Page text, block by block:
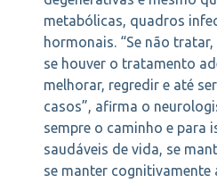
metabólicas, quadros
hormonais. “Se não
se houver o tratamento
melhorar, regredir e até
casos”, afirma o
sempre o caminho e para
saudáveis de vida, se
se manter cognitivamente